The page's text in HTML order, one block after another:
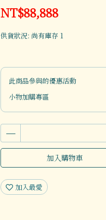
NT$88,888
供貨狀況: 尚有庫存 1
此商品參與的優惠活動
小物加購專區
加入購物車
加入最愛